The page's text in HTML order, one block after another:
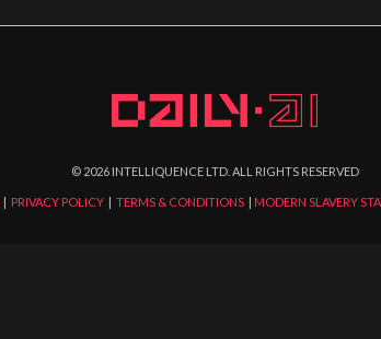
© 2026INTELLIQUENCE LTD. ALL RIGHTS RESERVED
PRIVACY POLICY| TERMS & CONDITIONS| MODERN SLAVERY